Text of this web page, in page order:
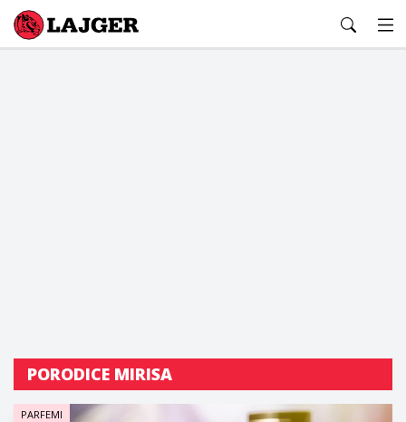
Lajger
PORODICE MIRISA
PARFEMI